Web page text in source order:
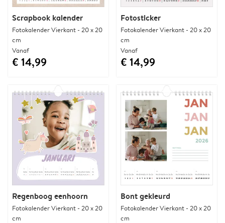
Scrapbook kalender
Fotokalender Vierkant - 20 x 20
cm
Vanaf
€ 14,99
Fotosticker
Fotokalender Vierkant - 20 x 20
cm
Vanaf
€ 14,99
Regenboog eenhoorn
Fotokalender Vierkant - 20 x 20
cm
Bont gekleurd
Fotokalender Vierkant - 20 x 20
cm